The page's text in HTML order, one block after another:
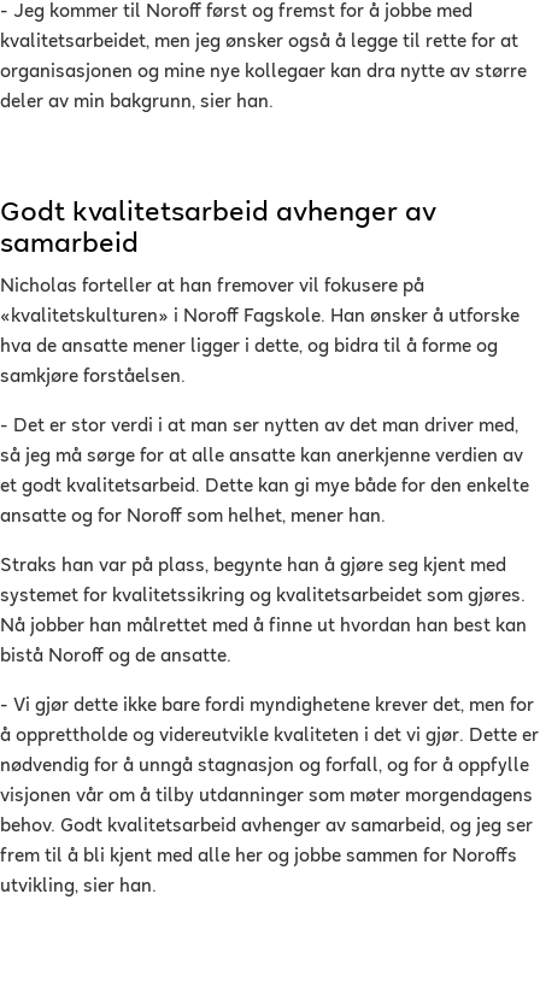
- Jeg kommer til Noroff først og fremst for å jobbe med
kvalitetsarbeidet, men jeg ønsker også å legge til rette for at
organisasjonen og mine nye kollegaer kan dra nytte av større
deler av min bakgrunn, sier han.
Godt kvalitetsarbeid avhenger av
samarbeid
Nicholas forteller at han fremover vil fokusere på
«kvalitetskulturen» i Noroff Fagskole. Han ønsker å utforske
hva de ansatte mener ligger i dette, og bidra til å forme og
samkjøre forståelsen.
- Det er stor verdi i at man ser nytten av det man driver med,
så jeg må sørge for at alle ansatte kan anerkjenne verdien av
et godt kvalitetsarbeid. Dette kan gi mye både for den enkelte
ansatte og for Noroff som helhet, mener han.
Straks han var på plass, begynte han å gjøre seg kjent med
systemet for kvalitetssikring og kvalitetsarbeidet som gjøres.
Nå jobber han målrettet med å finne ut hvordan han best kan
bistå Noroff og de ansatte.
- Vi gjør dette ikke bare fordi myndighetene krever det, men for
å opprettholde og videreutvikle kvaliteten i det vi gjør. Dette er
nødvendig for å unngå stagnasjon og forfall, og for å oppfylle
visjonen vår om å tilby utdanninger som møter morgendagens
behov. Godt kvalitetsarbeid avhenger av samarbeid, og jeg ser
frem til å bli kjent med alle her og jobbe sammen for Noroffs
utvikling, sier han.